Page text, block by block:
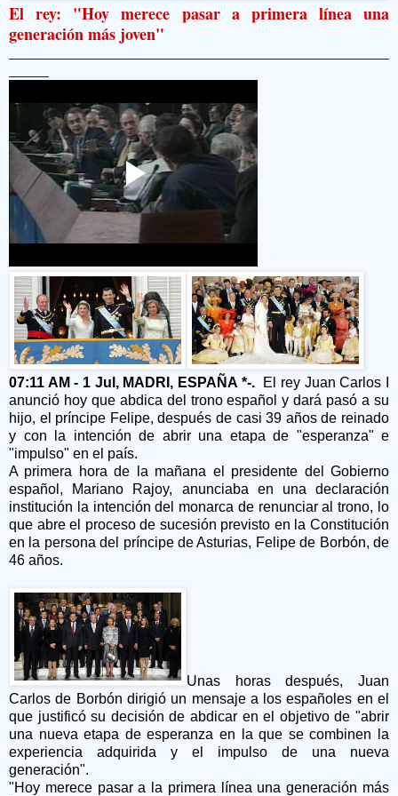
El rey: "Hoy merece pasar a primera línea una
generación más joven"
07:11 AM - 1 Jul, MADRI, ESPAÑA *-.
El rey Juan Carlos I
anunció hoy que abdica del trono español y dará pasó a su
hijo, el príncipe Felipe, después de casi 39 años de reinado
y con la intención de abrir una etapa de "esperanza" e
"impulso" en el país.
A primera hora de la mañana el presidente del Gobierno
español, Mariano Rajoy, anunciaba en una declaración
institución la intención del monarca de renunciar al trono, lo
que abre el proceso de sucesión previsto en la Constitución
en la persona del príncipe de Asturias, Felipe de Borbón, de
46 años.
Unas horas después, Juan
Carlos de Borbón dirigió un mensaje a los españoles en el
que justificó su decisión de abdicar en el objetivo de "abrir
una nueva etapa de esperanza en la que se combinen la
experiencia adquirida y el impulso de una nueva
generación".
"Hoy merece pasar a la primera línea una generación más